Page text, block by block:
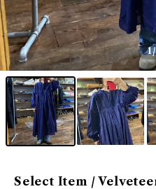
1
Select Item /